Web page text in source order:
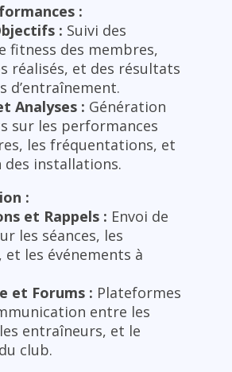
:
: Suivi des
fitness des membres,
réalisés, et des résultats
d’entraînement.
Analyses : Génération
sur les performances
les fréquentations, et
des installations.
:
et Rappels : Envoi de
les séances, les
et les événements à
et Forums : Plateformes
entre les
entraîneurs, et le
club.